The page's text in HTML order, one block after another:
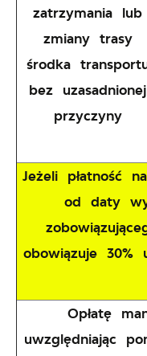
zatrzymania lub
zmiany trasy
środka
bez uzasadnionej
przyczyny
Jeżeli płatność
od daty
obowiązuje 30%
Opłatę
uwzględniając